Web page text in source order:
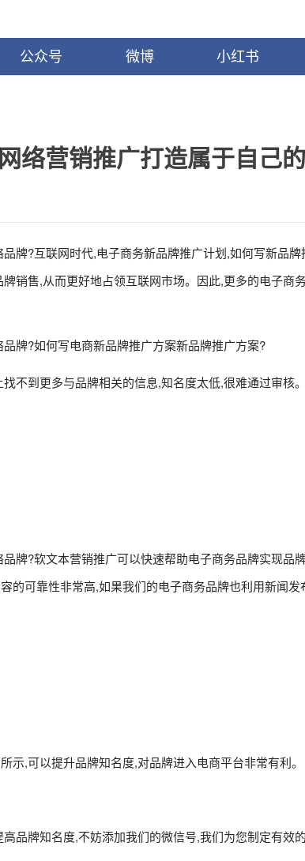
公众号 微博 小红书
络营销推广打造属于自己
牌?互联网时代,电子商务新品牌推广计划,如何写新品牌
销售,从而更好地占领互联网市场。因此,更多的电子商
牌?如何写电商新品牌推广方案新品牌推广方案?
不到更多与品牌相关的信息,知名度太低,很难通过审核
牌?软文本营销推广可以快速帮助电子商务品牌实现品
的可靠性非常高,如果我们的电子商务品牌也利用新闻发
,可以提升品牌知名度,对品牌进入电商平台非常有利。
品牌知名度,不妨添加我们的微信号,我们为您制定有效